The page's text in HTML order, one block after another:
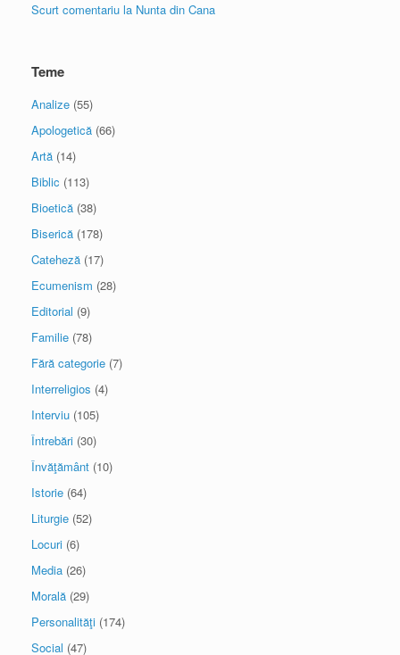
Scurt comentariu la Nunta din Cana
Teme
Analize (55)
Apologetică (66)
Artă (14)
Biblic (113)
Bioetică (38)
Biserică (178)
Cateheză (17)
Ecumenism (28)
Editorial (9)
Familie (78)
Fără categorie (7)
Interreligios (4)
Interviu (105)
Întrebări (30)
Învăţământ (10)
Istorie (64)
Liturgie (52)
Locuri (6)
Media (26)
Morală (29)
Personalităţi (174)
Social (47)